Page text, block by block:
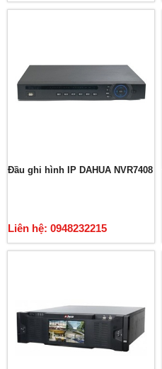
Đầu ghi hình IP DAHUA NVR7408
Liên hệ: 0948232215